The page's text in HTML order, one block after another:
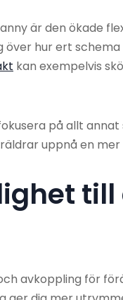
är den ökade
hur ert
kan exempelvis
på allt
uppnå en
avkoppling för